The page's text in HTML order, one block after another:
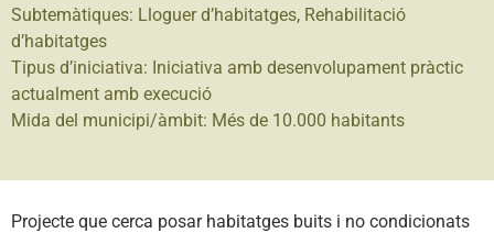
Subtemàtiques: Lloguer d’habitatges, Rehabilitació
d’habitatges
Tipus d’iniciativa: Iniciativa amb desenvolupament pràctic
actualment amb execució
Mida del municipi/àmbit: Més de 10.000 habitants
Projecte que cerca posar habitatges buits i no condicionats